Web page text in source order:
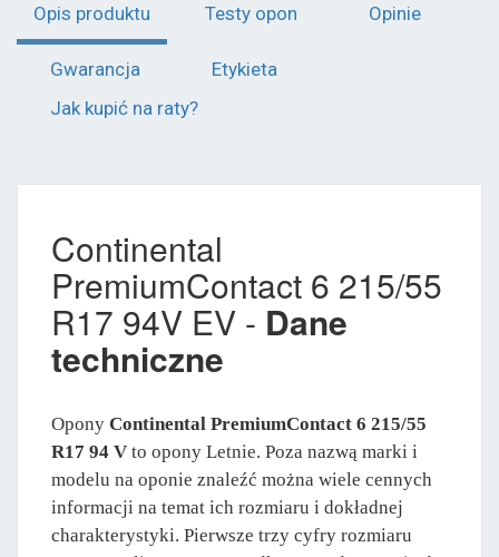
Opis produktu Testy opon Opinie
Gwarancja
Etykieta
Jak kupić na raty?
Continental
PremiumContact 6 215/55
R17 94V EV - Dane
techniczne
Opony Continental PremiumContact 6 215/55
R17 94 V to opony Letnie. Poza nazwą marki i
modelu na oponie znaleźć można wiele cennych
informacji na temat ich rozmiaru i dokładnej
charakterystyki. Pierwsze trzy cyfry rozmiaru